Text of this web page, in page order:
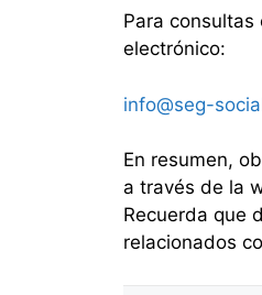
Para
electrónico:
info@seg-
En resumen,
a través de la
Recuerda que
relacionados